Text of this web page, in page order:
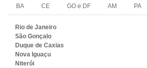
BA CE GO e DF AM PA
Rio de Janeiro
São Gonçalo
Duque de Caxias
Nova Iguaçu
Niterói